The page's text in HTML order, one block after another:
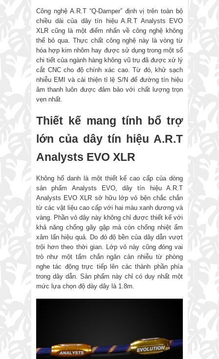
Công nghệ A.R.T “Q-Damper” định vị trên toàn bộ
chiều dài của dây tín hiệu A.R.T Analysts EVO
XLR cũng là một điểm nhấn về công nghệ không
thể bỏ qua. Thực chất công nghệ này là vòng từ
hóa hợp kim nhôm hay được sử dụng trong một số
chi tiết của ngành hàng không vũ trụ đã được xử lý
cắt CNC cho độ chính xác cao. Từ đó, khử sạch
nhiễu EMI và cải thiện tỉ lệ S/N để đường tín hiệu
âm thanh luôn được đảm bảo với chất lượng trọn
vẹn nhất.
Thiết kế mang tính bổ trợ
lớn của dây tín hiệu A.R.T
Analysts EVO XLR
Không hổ danh là một thiết kế cao cấp của dòng
sản phẩm Analysts EVO, dây tín hiệu A.R.T
Analysts EVO XLR sở hữu lớp vỏ bện chắc chắn
từ các vật liệu cao cấp với hai màu xanh dương và
vàng. Phần vỏ dây này không chỉ được thiết kế với
khả năng chống gãy gập mà còn chống nhiệt ẩm
xâm lấn hiệu quả. Do đó độ bền của dây dẫn vượt
trội hơn theo thời gian. Lớp vỏ này cũng đóng vai
trò như một tấm chắn ngăn cản nhiễu từ phòng
nghe tác động trực tiếp lên các thành phần phía
trong dây dẫn. Sản phẩm này chỉ có duy nhất một
mức lựa chọn độ dày dây là 1.8m.